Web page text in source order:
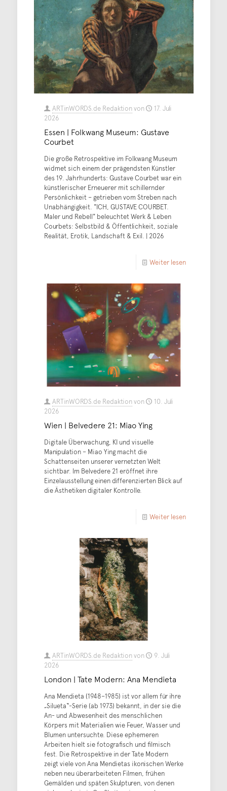
ARTinWORDS.de Redaktionvon
17. Juli
2026
Essen | Folkwang Museum: Gustave
Courbet
Die große Retrospektive im Folkwang Museum
widmet sich einem der prägendsten Künstler
des 19. Jahrhunderts: Gustave Courbet war ein
künstlerischer Erneuerer mit schillernder
Persönlichkeit – getrieben vom Streben nach
Unabhängigkeit. "ICH, GUSTAVE COURBET.
Maler und Rebell" beleuchtet Werk & Leben
Courbets: Selbstbild & Öffentlichkeit, soziale
Realität, Erotik, Landschaft & Exil. | 2026
Weiter lesen
ARTinWORDS.de Redaktionvon
10. Juli
2026
Wien | Belvedere 21: Miao Ying
Digitale Überwachung, KI und visuelle
Manipulation – Miao Ying macht die
Schattenseiten unserer vernetzten Welt
sichtbar. Im Belvedere 21 eröffnet ihre
Einzelausstellung einen differenzierten Blick auf
die Ästhetiken digitaler Kontrolle.
Weiter lesen
ARTinWORDS.de Redaktionvon
9. Juli
2026
London | Tate Modern: Ana Mendieta
Ana Mendieta (1948–1985) ist vor allem für ihre
„Silueta“-Serie (ab 1973) bekannt, in der sie die
An- und Abwesenheit des menschlichen
Körpers mit Materialien wie Feuer, Wasser und
Blumen untersuchte. Diese ephemeren
Arbeiten hielt sie fotografisch und filmisch
fest. Die Retrospektive in der Tate Modern
zeigt viele von Ana Mendietas ikonischen Werke
neben neu überarbeiteten Filmen, frühen
Gemälden und späten Skulpturen, von denen